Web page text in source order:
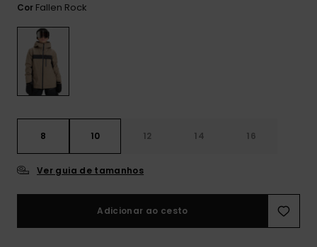
Cor Fallen Rock
8 10 12 14 16
Ver guia de tamanhos
Adicionar ao cesto